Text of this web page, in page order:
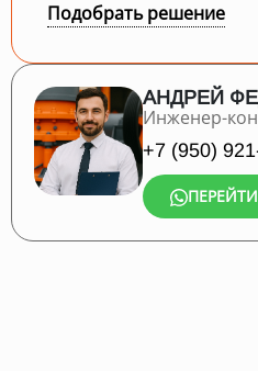
Подобрать решение
АНДРЕЙ
Инженер-
+7 (950)